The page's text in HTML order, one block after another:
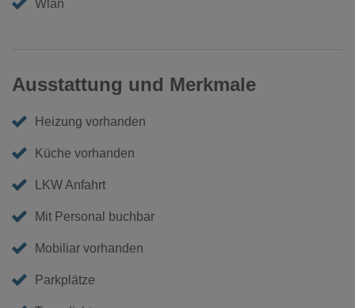
Wlan
Ausstattung und Merkmale
Heizung vorhanden
Küche vorhanden
LKW Anfahrt
Mit Personal buchbar
Mobiliar vorhanden
Parkplätze